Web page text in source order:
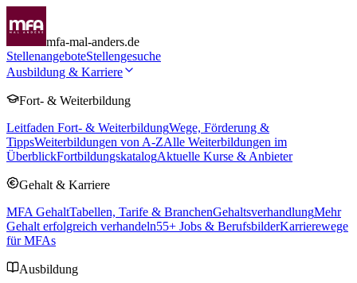
mfa-mal-anders.de
StellenangeboteStellengesuche
Ausbildung & Karriere
Fort- & Weiterbildung
Leitfaden Fort- & WeiterbildungWege, Förderung &
TippsWeiterbildungen von A-ZAlle Weiterbildungen im
ÜberblickFortbildungskatalogAktuelle Kurse & Anbieter
Gehalt & Karriere
MFA GehaltTabellen, Tarife & BranchenGehaltsverhandlungMehr
Gehalt erfolgreich verhandeln55+ Jobs & BerufsbilderKarrierewege
für MFAs
Ausbildung